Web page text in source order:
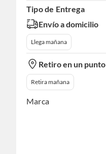
Tipo de Entrega
Envío a domicilio
Llega mañana
Retiro en un punto
Retira mañana
Marca